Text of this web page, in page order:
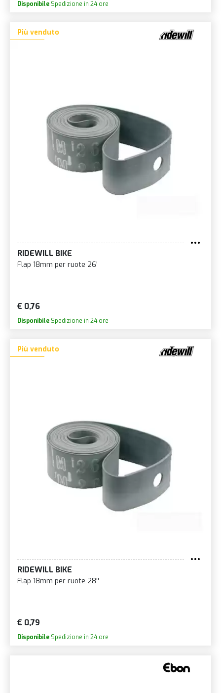
Disponibile Spedizione in 24 ore
Più venduto
RIDEWILL BIKE
Flap 18mm per ruote 26'
€ 0,76
Disponibile Spedizione in 24 ore
Più venduto
RIDEWILL BIKE
Flap 18mm per ruote 28''
€ 0,79
Disponibile Spedizione in 24 ore